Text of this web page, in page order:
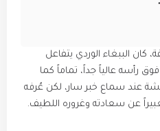
كان الببغاء الوردي يتفاعل
رأسه عالياً جداً، تماماً كما
عند سماع خبر سار، لكن عُرفه
عن سعادته وغروره اللطيف.